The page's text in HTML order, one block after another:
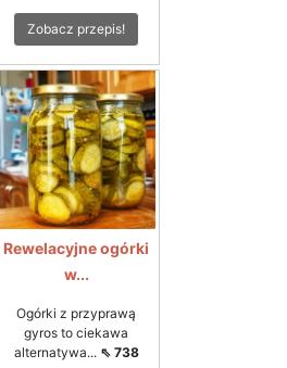
Zobacz przepis!
Rewelacyjne ogórki
w...
Ogórki z przyprawą
gyros to ciekawa
alternatywa... ⇖ 738